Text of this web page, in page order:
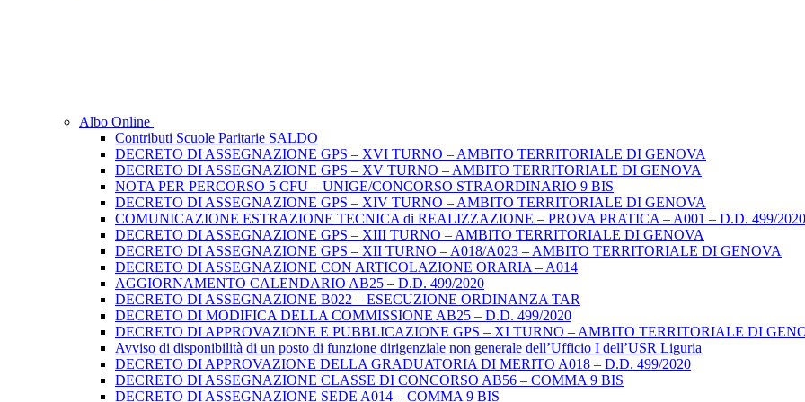
Albo Online
Contributi Scuole Paritarie SALDO
DECRETO DI ASSEGNAZIONE GPS – XVI TURNO – AMBITO TERRITORIALE DI GENOVA
DECRETO DI ASSEGNAZIONE GPS – XV TURNO – AMBITO TERRITORIALE DI GENOVA
NOTA PER PERCORSO 5 CFU – UNIGE/CONCORSO STRAORDINARIO 9 BIS
DECRETO DI ASSEGNAZIONE GPS – XIV TURNO – AMBITO TERRITORIALE DI GENOVA
COMUNICAZIONE ESTRAZIONE TECNICA di REALIZZAZIONE – PROVA PRATICA – A001 – D.D. 499/2020
DECRETO DI ASSEGNAZIONE GPS – XIII TURNO – AMBITO TERRITORIALE DI GENOVA
DECRETO DI ASSEGNAZIONE GPS – XII TURNO – A018/A023 – AMBITO TERRITORIALE DI GENOVA
DECRETO DI ASSEGNAZIONE CON ARTICOLAZIONE ORARIA – A014
AGGIORNAMENTO CALENDARIO AB25 – D.D. 499/2020
DECRETO DI ASSEGNAZIONE B022 – ESECUZIONE ORDINANZA TAR
DECRETO DI MODIFICA DELLA COMMISSIONE AB25 – D.D. 499/2020
DECRETO DI APPROVAZIONE E PUBBLICAZIONE GPS – XI TURNO – AMBITO TERRITORIALE DI
Avviso di disponibilità di un posto di funzione dirigenziale non generale dell’Ufficio I dell’USR Liguria
DECRETO DI APPROVAZIONE DELLA GRADUATORIA DI MERITO A018 – D.D. 499/2020
DECRETO DI ASSEGNAZIONE CLASSE DI CONCORSO AB56 – COMMA 9 BIS
DECRETO DI ASSEGNAZIONE SEDE A014 – COMMA 9 BIS